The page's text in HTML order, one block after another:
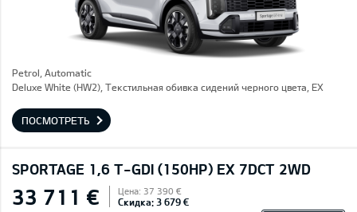
Petrol, Automatic
Deluxe White (HW2), Текстильная обивка сидений черного цвета, EX
ПОСМОТРЕТЬ
SPORTAGE 1,6 T-GDI (150HP) EX 7DCT 2WD
33 711 € Цена: 37 390 €
Скидка: 3 679 €